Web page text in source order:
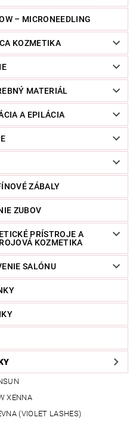
– MICRONEEDLING
KOZMETIKA
MATERIÁL
A EPILÁCIA
ZÁBALY
ZUBOV
PRÍSTROJE A
KOZMETIKA
SALÓNU
XENNA
(VIOLET LASHES)